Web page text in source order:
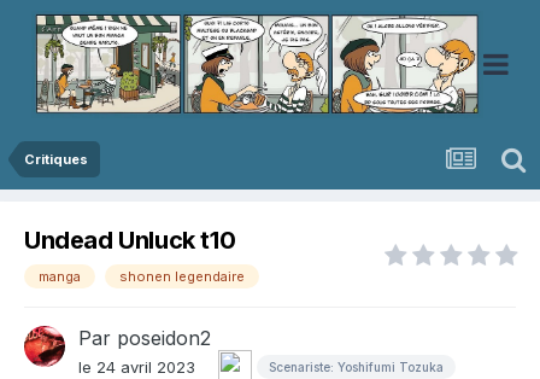
Critiques
Undead Unluck t10
manga shonen legendaire
Par poseidon2
le 24 avril 2023 Scenariste: Yoshifumi Tozuka